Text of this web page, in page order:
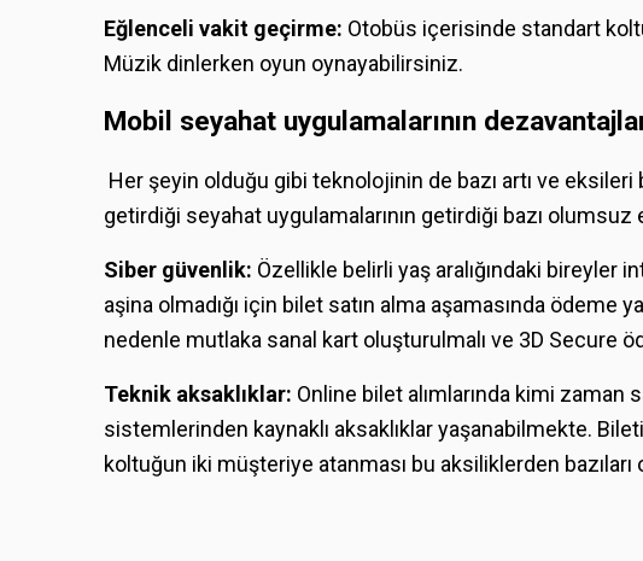
Eğlenceli vakit geçirme: Otobüs içerisinde standart
Müzik dinlerken oyun oynayabilirsiniz.
Mobil seyahat uygulamalarının
Her şeyin olduğu gibi teknolojinin de bazı artı ve
getirdiği seyahat uygulamalarının getirdiği bazı olumsuz
Siber güvenlik: Özellikle belirli yaş aralığındaki bireyler
aşina olmadığı için bilet satın alma aşamasında ödeme
nedenle mutlaka sanal kart oluşturulmalı ve 3D Secure
Teknik aksaklıklar: Online bilet alımlarında kimi zaman
sistemlerinden kaynaklı aksaklıklar yaşanabilmekte.
koltuğun iki müşteriye atanması bu aksiliklerden